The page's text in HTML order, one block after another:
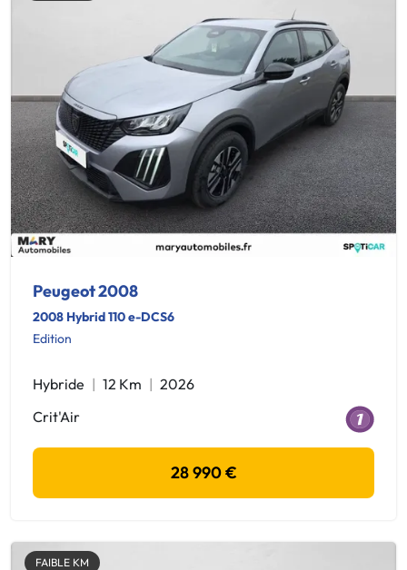
Peugeot 2008
2008 Hybrid 110 e-DCS6
Edition
Hybride 12 Km
2026
Crit'Air
28 990 €
FAIBLE KM